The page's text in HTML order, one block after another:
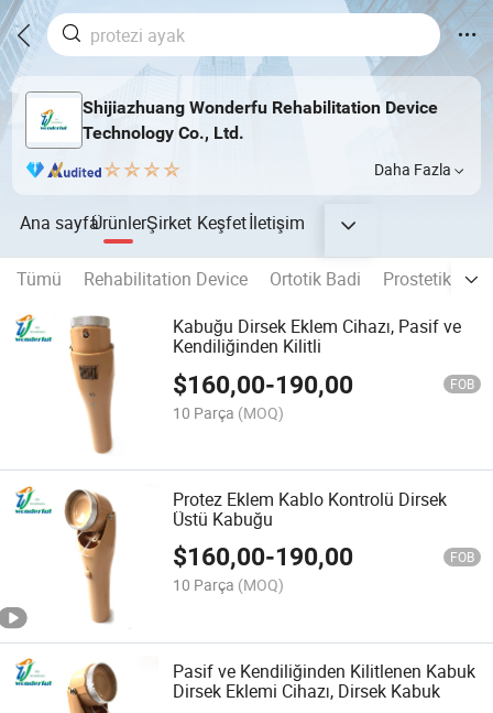
Shijiazhuang Wonderfu Rehabilitation Device
Technology Co., Ltd.
Daha Fazla
Ana sayfaÜrünlerŞirket Keşfetİletişim
Tümü Rehabilitation Device Ortotik Badi
Prostetik
Kabuğu Dirsek Eklem Cihazı, Pasif ve
Kendiliğinden Kilitli
$160,00-190,00 FOB
10 Parça (MOQ)
Protez Eklem Kablo Kontrolü Dirsek
Üstü Kabuğu
$160,00-190,00 FOB
10 Parça (MOQ)
Pasif ve Kendiliğinden Kilitlenen Kabuk
Dirsek Eklemi Cihazı, Dirsek Kabuk